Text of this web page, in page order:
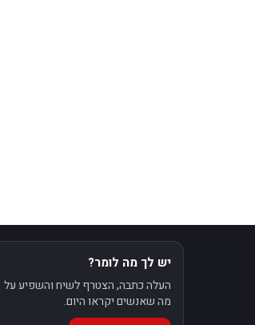
יש לך מה לומר?
העלה כתבה, הצטרף לשיח והשפיע על
מה שאנשים יקראו היום.